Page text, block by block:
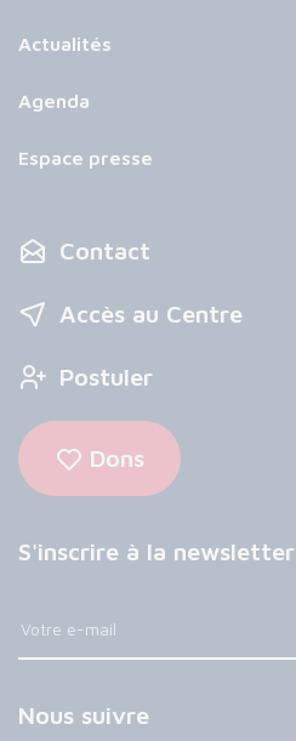
Actualités
Agenda
Espace presse
Contact
Accès au Centre
Postuler
Dons
S'inscrire à la newsletter
Nous suivre